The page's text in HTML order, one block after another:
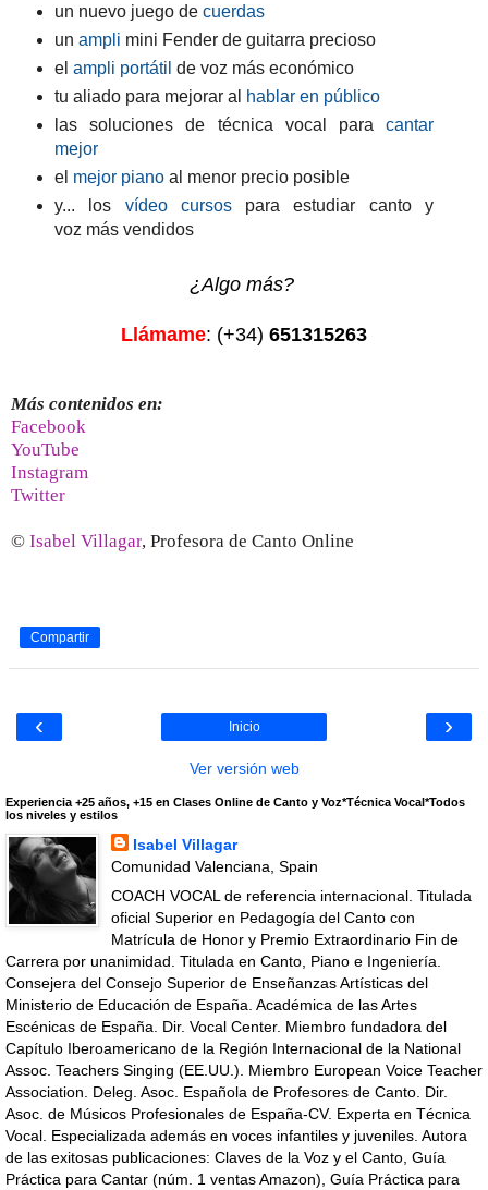
un nuevo juego de cuerdas
un ampli mini Fender de guitarra precioso
el ampli portátil de voz más económico
tu aliado para mejorar al
hablar en público
las soluciones de técnica vocal para cantar
mejor
el mejor piano al menor precio posible
y... los vídeo cursospara estudiar canto y
voz más vendidos
¿Algo más?
Llámame: (+34) 651315263
Más contenidos en:
Facebook
YouTube
Instagram
Twitter
© Isabel Villagar, Profesora de Canto Online
Compartir
‹ ›
Inicio
Ver versión web
Experiencia +25 años, +15 en Clases Online de Canto y Voz*Técnica Vocal*Todos
los niveles y estilos
Isabel Villagar
Comunidad Valenciana, Spain
COACH VOCAL de referencia internacional. Titulada
oficial Superior en Pedagogía del Canto con
Matrícula de Honor y Premio Extraordinario Fin de
Carrera por unanimidad. Titulada en Canto, Piano e Ingeniería.
Consejera del Consejo Superior de Enseñanzas Artísticas del
Ministerio de Educación de España. Académica de las Artes
Escénicas de España. Dir. Vocal Center. Miembro fundadora del
Capítulo Iberoamericano de la Región Internacional de la National
Assoc. Teachers Singing (EE.UU.). Miembro European Voice Teacher
Association. Deleg. Asoc. Española de Profesores de Canto. Dir.
Asoc. de Músicos Profesionales de España-CV. Experta en Técnica
Vocal. Especializada además en voces infantiles y juveniles. Autora
de las exitosas publicaciones: Claves de la Voz y el Canto, Guía
Práctica para Cantar (núm. 1 ventas Amazon), Guía Práctica para